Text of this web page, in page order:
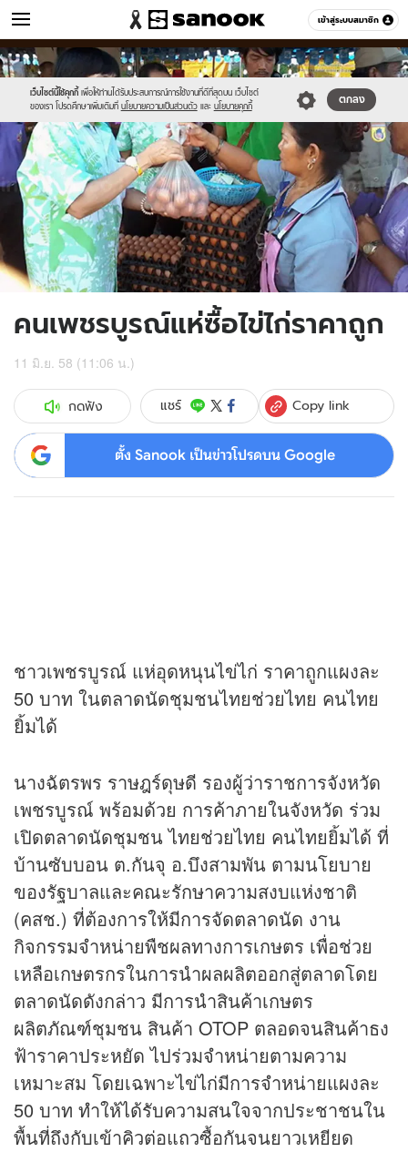
เข้าสู่ระบบสมาชิก
ข่าว หมวดอื่นๆ
เว็บไซต์นี้ใช้คุกกี้ เพื่อให้ท่านได้รับประสบการณ์การใช้งานที่ดีที่สุดบน เว็บไซต์
ของเรา โปรดศึกษาเพิ่มเติมที่ นโยบายความเป็นส่วนตัว และ นโยบายคุกกี้
ตกลง
Sanook
//s.isanook.com/sr/0/images/logo-
new-
sanook.png
600
60
//s.isanook.com/ns/0/ud/362/1810510/624164-
01.jpg
คนเพชรบูรณ์แห่ซื้อไข่ไก่ราคาถูก
11 มิ.ย. 58 (11:06 น.)
กดฟัง แชร์ Copy link
ตั้ง Sanook เป็นข่าวโปรดบน Google
ชาวเพชรบูรณ์ แห่อุดหนุนไข่ไก่ ราคาถูกแผงละ
50 บาท ในตลาดนัดชุมชนไทยช่วยไทย คนไทย
ยิ้มได้
นางฉัตรพร ราษฎร์ดุษดี รองผู้ว่าราชการจังหวัด
เพชรบูรณ์ พร้อมด้วย การค้าภายในจังหวัด ร่วม
เปิดตลาดนัดชุมชน ไทยช่วยไทย คนไทยยิ้มได้ ที่
บ้านซับบอน ต.กันจุ อ.บึงสามพัน ตามนโยบาย
ของรัฐบาลและคณะรักษาความสงบแห่งชาติ
(คสช.) ที่ต้องการให้มีการจัดตลาดนัด งาน
กิจกรรมจำหน่ายพืชผลทางการเกษตร เพื่อช่วย
เหลือเกษตรกรในการนำผลผลิตออกสู่ตลาดโดย
ตลาดนัดดังกล่าว มีการนำสินค้าเกษตร
ผลิตภัณฑ์ชุมชน สินค้า OTOP ตลอดจนสินค้าธง
ฟ้าราคาประหยัด ไปร่วมจำหน่ายตามความ
เหมาะสม โดยเฉพาะไข่ไก่มีการจำหน่ายแผงละ
50 บาท ทำให้ได้รับความสนใจจากประชาชนใน
พื้นที่ถึงกับเข้าคิวต่อแถวซื้อกันจนยาวเหยียด